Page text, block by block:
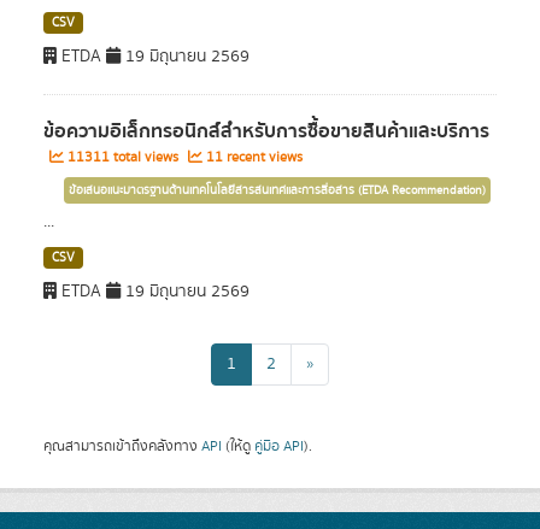
CSV
ETDA 19 มิถุนายน 2569
ข้อความอิเล็กทรอนิกส์สำหรับการซื้อขายสินค้าและบริการ
11311 total views 11 recent views
ข้อเสนอแนะมาตรฐานด้านเทคโนโลยีสารสนเทศและการสื่อสาร (ETDA Recommendation)
...
CSV
ETDA 19 มิถุนายน 2569
1 2 »
คุณสามารถเข้าถึงคลังทาง API (ให้ดู คู่มือ API).